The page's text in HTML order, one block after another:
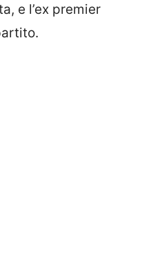
e l’ex premier